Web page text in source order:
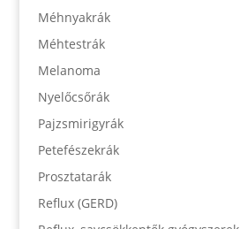
Méhnyakrák
Méhtestrák
Melanoma
Nyelőcsőrák
Pajzsmirigyrák
Petefészekrák
Prosztatarák
Reflux (GERD)